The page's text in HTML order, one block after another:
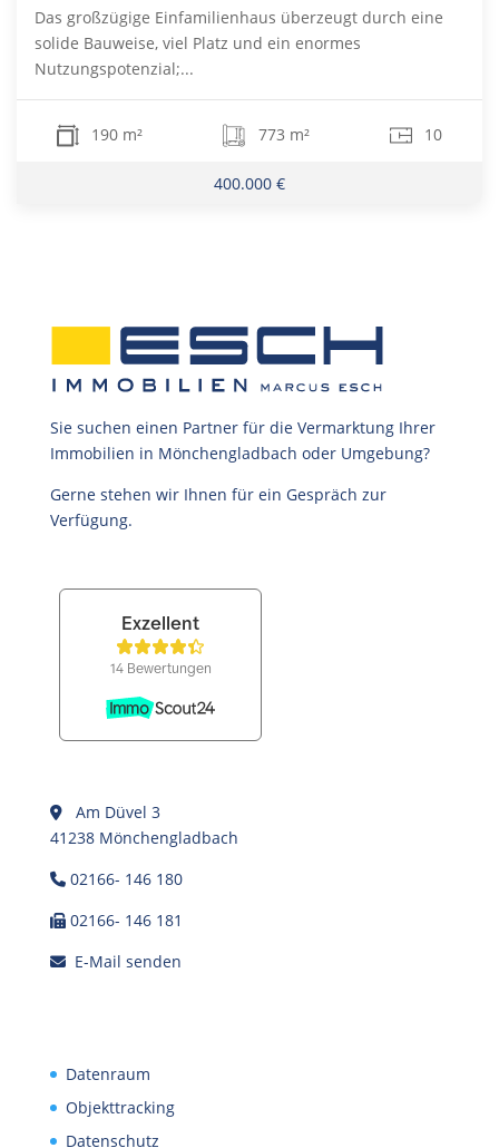
Das großzügige Einfamilienhaus überzeugt durch eine
solide Bauweise, viel Platz und ein enormes
Nutzungspotenzial;...
190 m² 773 m² 10
400.000 €
Sie suchen einen Partner für die Vermarktung Ihrer
Immobilien in Mönchengladbach oder Umgebung?
Gerne stehen wir Ihnen für ein Gespräch zur
Verfügung.
Am Düvel 3
41238 Mönchengladbach
02166- 146 180
02166- 146 181
E-Mail senden
Datenraum
Objekttracking
Datenschutz